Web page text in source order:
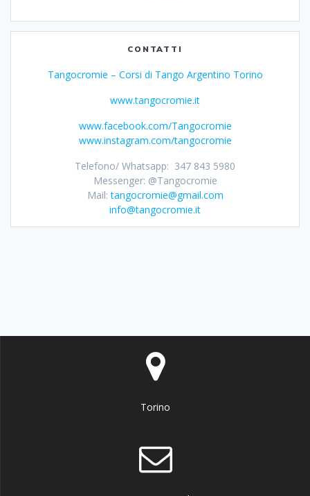
CONTATTI
Tangocromie – Corsi di Tango Argentino Torino
www.tangocromie.it
www.facebook.com/Tangocromie
www.instagram.com/tangocromie
Telefono/ Whatsapp: 347 843 5980
Messenger: @Tangocromie
Mail:tangocromie@gmail.com
info@tangocromie.it
Torino